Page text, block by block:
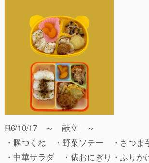
お知らせ
給食日記
園生活ブログ
2歳児クラス(ももたろうクラブ)
募集概要(2歳児クラス)
保育料について
入会してから
園生活ブログ(2歳児クラス)
R6/10/17 ～ 献立 ～
・豚つくね ・野菜ソテー ・さつま
・中華サラダ ・俵おにぎり・ふりか